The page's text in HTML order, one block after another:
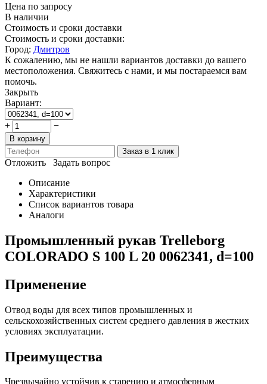
Цена по запросу
В наличии
Стоимость и сроки доставки
Стоимость и сроки доставки:
Город: Дмитров
К сожалению, мы не нашли вариантов доставки до вашего
местоположения. Свяжитесь с нами, и мы постараемся вам
помочь.
Закрыть
Вариант:
+ −
В корзину
Заказ в 1 клик
Отложить
Задать вопрос
Описание
Характеристики
Список вариантов товара
Аналоги
Промышленный рукав Trelleborg
COLORADO S 100 L 20 0062341, d=100
Применение
Отвод воды для всех типов промышленных и
сельскохозяйственных систем среднего давления в жестких
условиях эксплуатации.
Преимущества
Чрезвычайно устойчив к старению и атмосферным